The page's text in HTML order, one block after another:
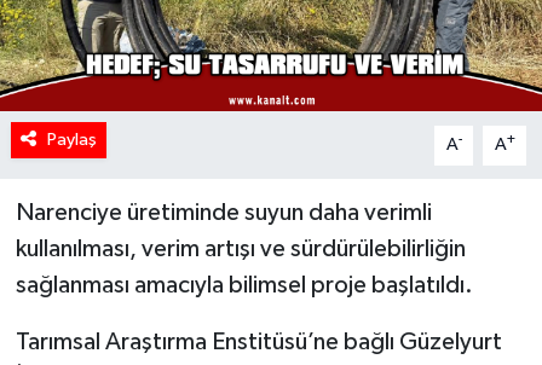
Paylaş A- A+
Narenciye üretiminde suyun daha verimli
kullanılması, verim artışı ve sürdürülebilirliğin
sağlanması amacıyla bilimsel proje başlatıldı.
Tarımsal Araştırma Enstitüsü’ne bağlı Güzelyurt